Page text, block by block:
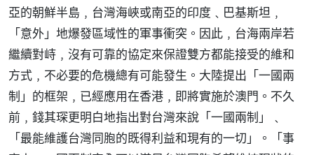
亞的朝鮮半島﹐台灣海峽或南亞的印度﹑巴基斯坦﹐
「意外」地爆發區域性的軍事衝突。因此﹐台海兩岸若
繼續對峙﹐沒有可靠的協定來保證雙方都能接受的維和
方式﹐不必要的危機總有可能發生。大陸提出「一國兩
制」的框架﹐已經應用在香港﹐即將實施於澳門。不久
前﹐錢其琛更明白地指出對台灣來說「一國兩制」﹑
「最能維護台灣同胞的既得利益和現有的一切」。「事